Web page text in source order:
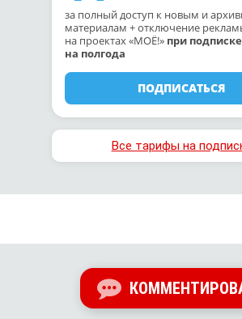
за полный доступ к новым и
материалам + отключение
на проектах «МОЁ!» при подписке
на полгода
ПОДПИСАТЬСЯ
Все тарифы на